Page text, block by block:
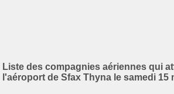
Liste des compagnies aériennes qui
l'aéroport de Sfax Thyna le samedi 15